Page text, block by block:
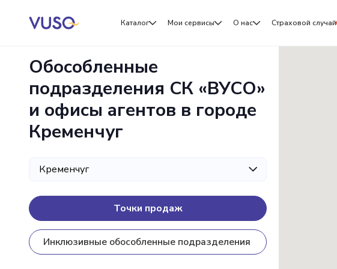
Каталог Мои сервисы О нас Страховой случай
Обособленные
подразделения СК «ВУСО»
и офисы агентов в городе
Кременчуг
Точки продаж
Инклюзивные обособленные подразделения